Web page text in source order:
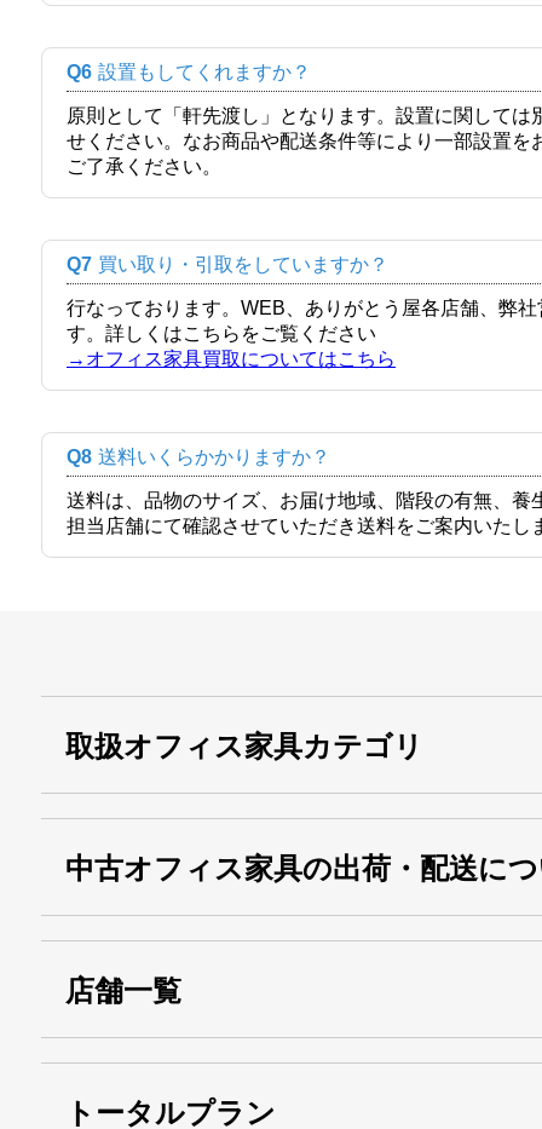
Q6 設置もしてくれますか？
原則として「軒先渡し」となります。設置に関して
せください。なお商品や配送条件等により一部設置
ご了承ください。
Q7 買い取り・引取をしていますか？
行なっております。WEB、ありがとう屋各店舗、弊
す。詳しくはこちらをご覧ください
→オフィス家具買取についてはこちら
Q8 送料いくらかかりますか？
送料は、品物のサイズ、お届け地域、階段の有無、
担当店舗にて確認させていただき送料をご案内いたし
取扱オフィス家具カテゴリ
中古オフィス家具の出荷・配送に
店舗一覧
トータルプラン